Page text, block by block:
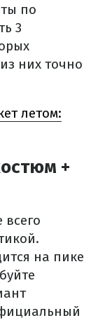
по
3
них точно
летом:
+
на пике